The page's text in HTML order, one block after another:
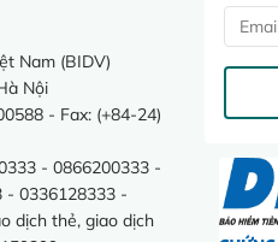
Nam (BIDV)
Nội
- Fax: (+84-24)
- 0866200333 -
- 0336128333 -
dịch thẻ, giao dịch